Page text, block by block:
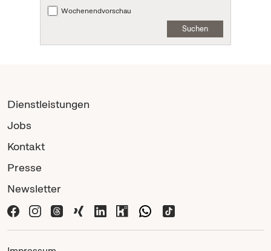
Wochenendvorschau
Suchen
Dienstleistungen
Jobs
Kontakt
Presse
Newsletter